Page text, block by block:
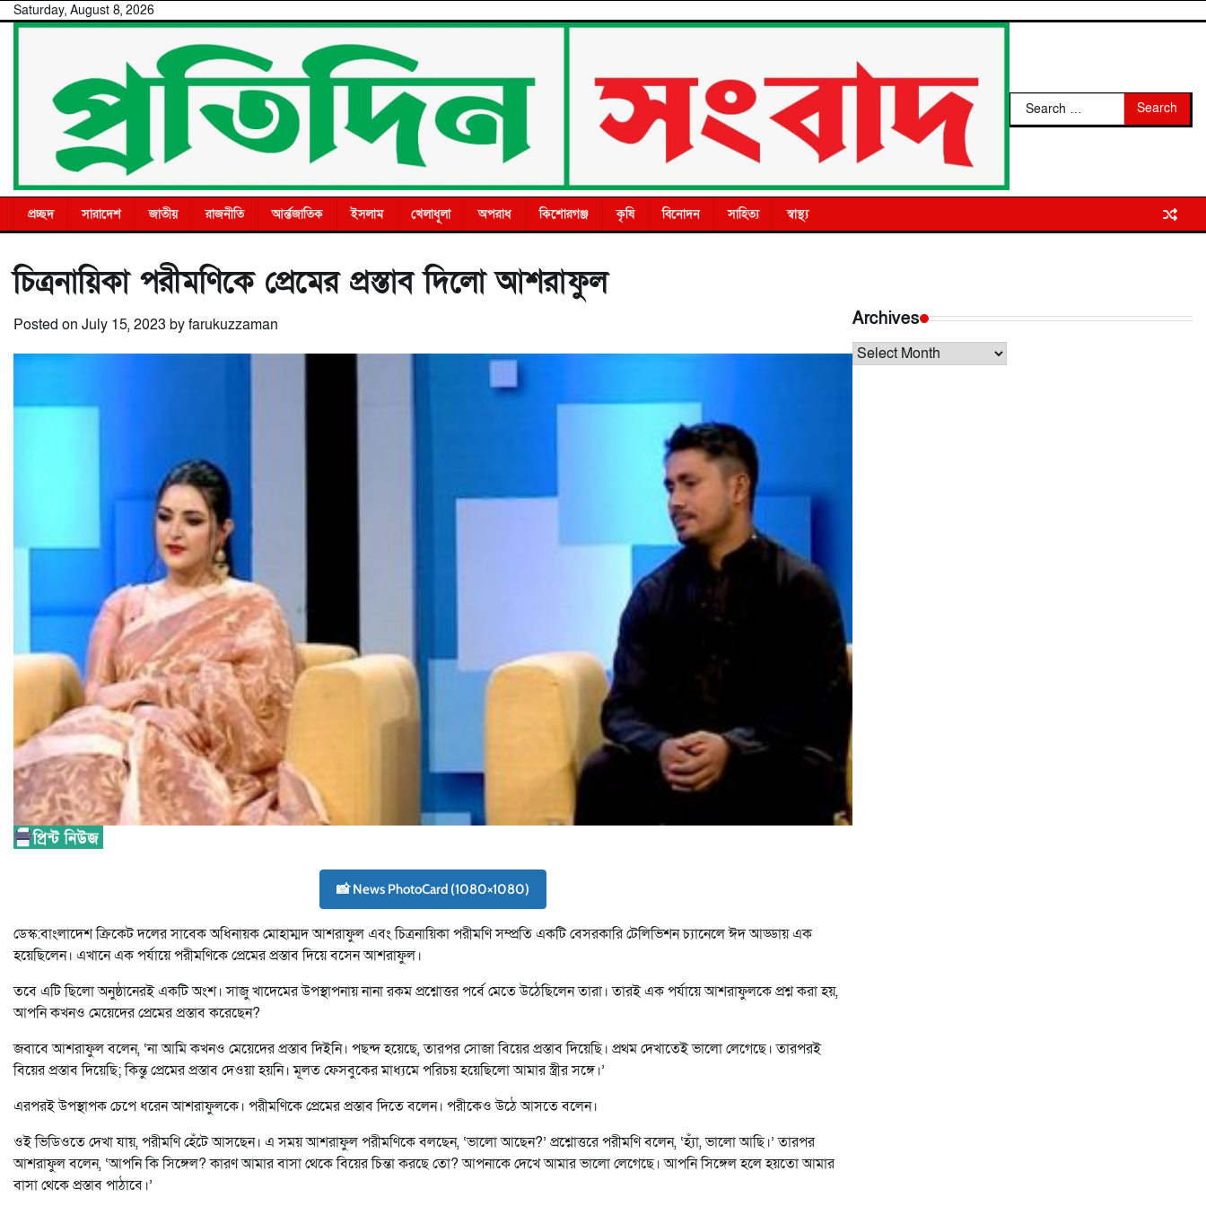
SkipSaturday, August 8, 2026
Search
for:
প্রচ্ছদ সারাদেশ জাতীয় রাজনীতি আর্ন্তজাতিক ইসলাম খেলাধূলা অপরাধ কিশোরগঞ্জ কৃষি বিনোদন সাহিত্য স্বাস্থ্য
চিত্রনায়িকা পরীমণিকে প্রেমের প্রস্তাব দিলো আশরাফুল
Posted on July 15, 2023 byfarukuzzaman
📸 News PhotoCard (1080×1080)
ডেস্ক:বাংলাদেশ ক্রিকেট দলের সাবেক অধিনায়ক মোহাম্মদ আশরাফুল এবং চিত্রনায়িকা পরীমণি সম্প্রতি একটি বেসরকারি টেলিভিশন চ্যানেলে ঈদ আড্ডায় এক
হয়েছিলেন। এখানে এক পর্যায়ে পরীমণিকে প্রেমের প্রস্তাব দিয়ে বসেন আশরাফুল।
তবে এটি ছিলো অনুষ্ঠানেরই একটি অংশ। সাজু খাদেমের উপস্থাপনায় নানা রকম প্রশ্নোত্তর পর্বে মেতে উঠেছিলেন তারা। তারই এক পর্যায়ে আশরাফুলকে প্রশ্ন করা হয়,
আপনি কখনও মেয়েদের প্রেমের প্রস্তাব করেছেন?
জবাবে আশরাফুল বলেন, ‘না আমি কখনও মেয়েদের প্রস্তাব দিইনি। পছন্দ হয়েছে, তারপর সোজা বিয়ের প্রস্তাব দিয়েছি। প্রথম দেখাতেই ভালো লেগেছে। তারপরই
বিয়ের প্রস্তাব দিয়েছি; কিন্তু প্রেমের প্রস্তাব দেওয়া হয়নি। মূলত ফেসবুকের মাধ্যমে পরিচয় হয়েছিলো আমার স্ত্রীর সঙ্গে।’
এরপরই উপস্থাপক চেপে ধরেন আশরাফুলকে। পরীমণিকে প্রেমের প্রস্তাব দিতে বলেন। পরীকেও উঠে আসতে বলেন।
ওই ভিডিওতে দেখা যায়, পরীমণি হেঁটে আসছেন। এ সময় আশরাফুল পরীমণিকে বলছেন, ‘ভালো আছেন?’ প্রশ্নোত্তরে পরীমণি বলেন, ‘হ্যাঁ, ভালো আছি।’ তারপর
আশরাফুল বলেন, ‘আপনি কি সিঙ্গেল? কারণ আমার বাসা থেকে বিয়ের চিন্তা করছে তো? আপনাকে দেখে আমার ভালো লেগেছে। আপনি সিঙ্গেল হলে হয়তো আমার
বাসা থেকে প্রস্তাব পাঠাবে।’
Archives
Archives